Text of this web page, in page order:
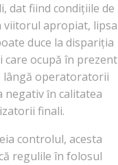
dat fiind condițiile de
viitorul apropiat, lipsa
duce la dispariția
ocupă în prezent
lângă operatoratorii
negativ ȋn calitatea
finali.
controlul, acesta
regulile în folosul